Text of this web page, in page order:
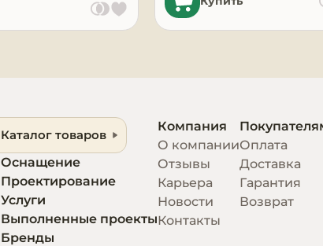
Каталог товаров
Оснащение
Проектирование
Услуги
Выполненные проекты
Бренды
Компания
О компании
Отзывы
Карьера
Новости
Контакты
Оплата
Доставка
Гарантия
Возврат